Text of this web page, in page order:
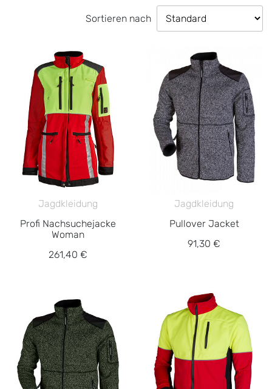
Sortieren nach
Jagdkleidung
Profi Nachsuchejacke
Woman
261,40 €
Jagdkleidung
Pullover Jacket
91,30 €